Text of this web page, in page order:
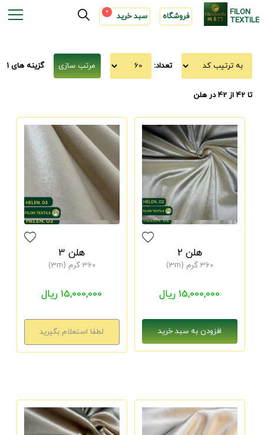
FILON
TEXTILE فروشگاه سبد خرید 0
تعداد: گزینه های 1
تا 42 از 42 در هلن
هلن 2
360 گرم (3m)
15,000,000 ریال
هلن 3
360 گرم (3m)
15,000,000 ریال